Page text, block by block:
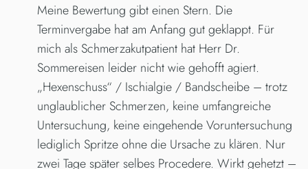
Meine Bewertung gibt einen Stern. Die
Terminvergabe hat am Anfang gut geklappt. Für
mich als Schmerzakutpatient hat Herr Dr.
Sommereisen leider nicht wie gehofft agiert.
„Hexenschuss“ / Ischialgie / Bandscheibe – trotz
unglaublicher Schmerzen, keine umfangreiche
Untersuchung, keine eingehende Voruntersuchung
lediglich Spritze ohne die Ursache zu klären. Nur
zwei Tage später selbes Procedere. Wirkt gehetzt –